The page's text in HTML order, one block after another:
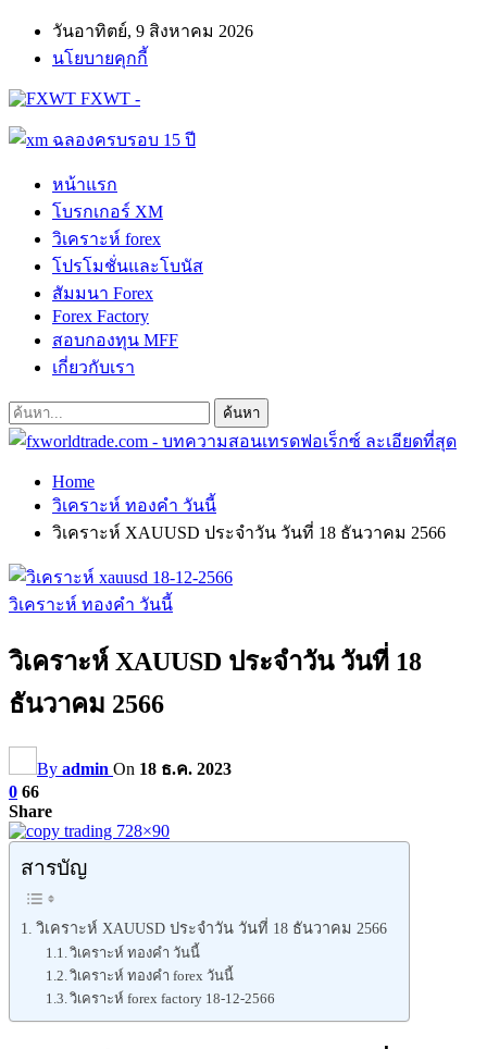
วันอาทิตย์, 9 สิงหาคม 2026
นโยบายคุกกี้
FXWT -
หน้าแรก
โบรกเกอร์ XM
วิเคราะห์ forex
โปรโมชั่นและโบนัส
สัมมนา Forex
Forex Factory
สอบกองทุน MFF
เกี่ยวกับเรา
Home
วิเคราะห์ ทองคำ วันนี้
วิเคราะห์ XAUUSD ประจำวัน วันที่ 18 ธันวาคม 2566
วิเคราะห์ ทองคำ วันนี้
วิเคราะห์ XAUUSD ประจำวัน วันที่ 18
ธันวาคม 2566
By admin On 18 ธ.ค. 2023
0 66
Share
สารบัญ
วิเคราะห์ XAUUSD ประจำวัน วันที่ 18 ธันวาคม 2566
วิเคราะห์ ทองคำ วันนี้
วิเคราะห์ ทองคำ forex วันนี้
วิเคราะห์ forex factory 18-12-2566